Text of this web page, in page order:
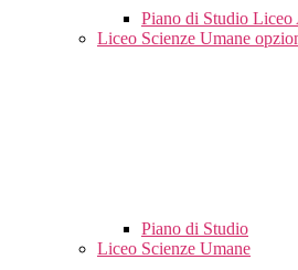
Piano di Studio Liceo
Liceo Scienze Umane
Piano di Studio
Liceo Scienze Umane